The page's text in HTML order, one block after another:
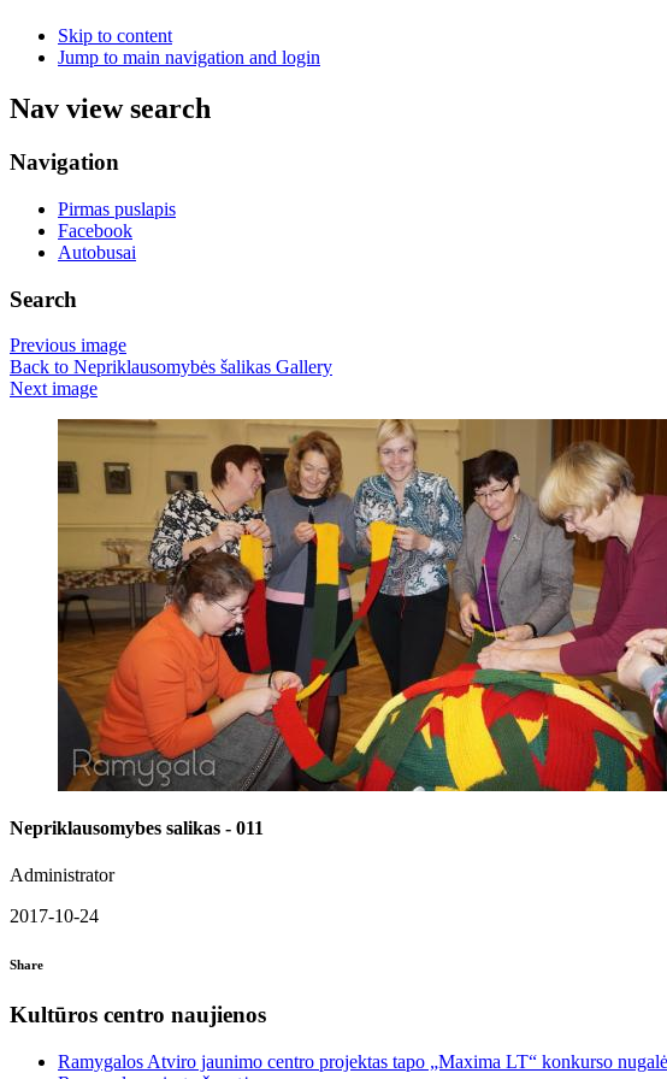
Skip to content
Jump to main navigation and login
Nav view search
Navigation
Pirmas puslapis
Facebook
Autobusai
Search
Previous image
Back to Nepriklausomybės šalikas Gallery
Next image
Nepriklausomybes salikas - 011
Administrator
2017-10-24
Share
Kultūros centro naujienos
Ramygalos Atviro jaunimo centro projektas tapo „Maxima LT“ konkurso